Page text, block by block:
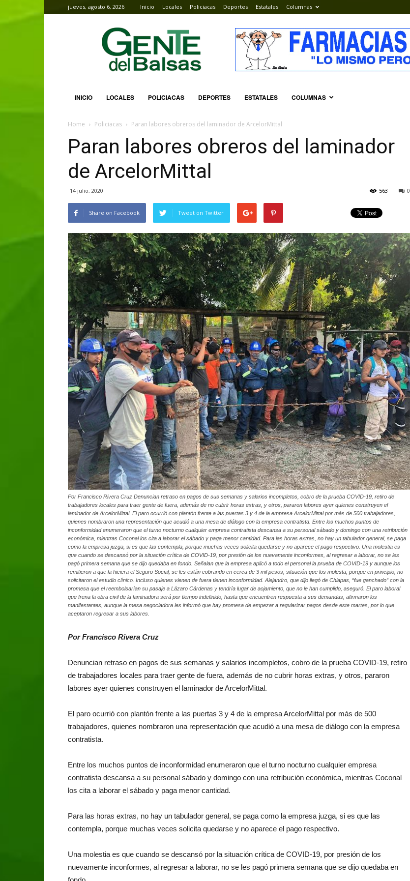
jueves, agosto 6, 2026 Inicio Locales Policiacas Deportes Estatales Columnas
Gente
del
Balsas
INICIO LOCALES POLICIACAS DEPORTES ESTATALES COLUMNAS
Home Policiacas Paran labores obreros del laminador de ArcelorMittal
Paran labores obreros del laminador
de ArcelorMittal
14 julio, 2020 0
563
Share on Facebook Tweet on Twitter
Por Francisco Rivera Cruz Denuncian retraso en pagos de sus semanas y salarios incompletos, cobro de la prueba COVID-19, retiro de
trabajadores locales para traer gente de fuera, además de no cubrir horas extras, y otros, pararon labores ayer quienes construyen el
laminador de ArcelorMittal. El paro ocurrió con plantón frente a las puertas 3 y 4 de la empresa ArcelorMittal por más de 500 trabajadores,
quienes nombraron una representación que acudió a una mesa de diálogo con la empresa contratista. Entre los muchos puntos de
inconformidad enumeraron que el turno nocturno cualquier empresa contratista descansa a su personal sábado y domingo con una retribución
económica, mientras Coconal los cita a laborar el sábado y paga menor cantidad. Para las horas extras, no hay un tabulador general, se paga
como la empresa juzga, si es que las contempla, porque muchas veces solicita quedarse y no aparece el pago respectivo. Una molestia es
que cuando se descansó por la situación crítica de COVID-19, por presión de los nuevamente inconformes, al regresar a laborar, no se les
pagó primera semana que se dijo quedaba en fondo. Señalan que la empresa aplicó a todo el personal la prueba de COVID-19 y aunque los
remitieron a que la hiciera el Seguro Social, se les están cobrando en cerca de 3 mil pesos, situación que los molesta, porque en principio, no
solicitaron el estudio clínico. Incluso quienes vienen de fuera tienen inconformidad. Alejandro, que dijo llegó de Chiapas, “fue ganchado” con la
promesa que el reembolsarían su pasaje a Lázaro Cárdenas y tendría lugar de aojamiento, que no le han cumplido, aseguró. El paro laboral
que frena la obra civil de la laminadora será por tiempo indefinido, hasta que encuentren respuesta a sus demandas, afirmaron los
manifestantes, aunque la mesa negociadora les informó que hay promesa de empezar a regularizar pagos desde este martes, por lo que
aceptaron regresar a sus labores.
Por Francisco Rivera Cruz
Denuncian retraso en pagos de sus semanas y salarios incompletos, cobro de la prueba COVID-19, retiro
de trabajadores locales para traer gente de fuera, además de no cubrir horas extras, y otros, pararon
labores ayer quienes construyen el laminador de ArcelorMittal.
El paro ocurrió con plantón frente a las puertas 3 y 4 de la empresa ArcelorMittal por más de 500
trabajadores, quienes nombraron una representación que acudió a una mesa de diálogo con la empresa
contratista.
Entre los muchos puntos de inconformidad enumeraron que el turno nocturno cualquier empresa
contratista descansa a su personal sábado y domingo con una retribución económica, mientras Coconal
los cita a laborar el sábado y paga menor cantidad.
Para las horas extras, no hay un tabulador general, se paga como la empresa juzga, si es que las
contempla, porque muchas veces solicita quedarse y no aparece el pago respectivo.
Una molestia es que cuando se descansó por la situación crítica de COVID-19, por presión de los
nuevamente inconformes, al regresar a laborar, no se les pagó primera semana que se dijo quedaba en